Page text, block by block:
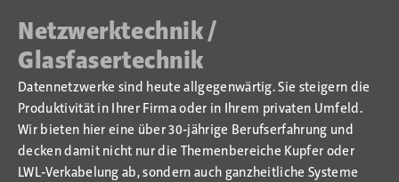
Netzwerktechnik /
Glasfasertechnik
Datennetzwerke sind heute allgegenwärtig. Sie steigern die
Produktivität in Ihrer Firma oder in Ihrem privaten Umfeld.
Wir bieten hier eine über 30-jährige Berufserfahrung und
decken damit nicht nur die Themenbereiche Kupfer oder
LWL-Verkabelung ab, sondern auch ganzheitliche Systeme